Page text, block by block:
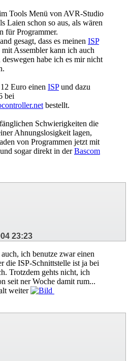
Tools Menü von AVR-Studio
Laien schon so aus, als wären
für Programmer.
gesagt, dass es meinen ISP
Assembler kann ich auch
habe ich es mir nicht
Euro einen ISPund dazu
bei
bestellt.
Schwierigkeiten die
Ahnungslosigkeit lagen,
von Programmen jetzt mit
sogar direkt in derBascom
23:23
ich benutze zwar einen
die ISP-Schnittstelle ist ja bei
Trotzdem gehts nicht, ich
seit ner Woche damit rum...
weiter